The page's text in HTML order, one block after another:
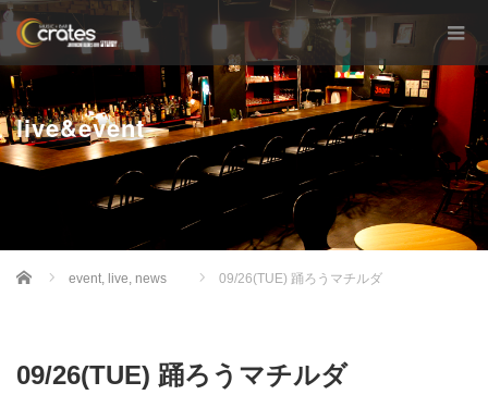
live&event
Home event, live, news 09/26(TUE) 踊ろうマチルダ
09/26(TUE) 踊ろうマチルダ